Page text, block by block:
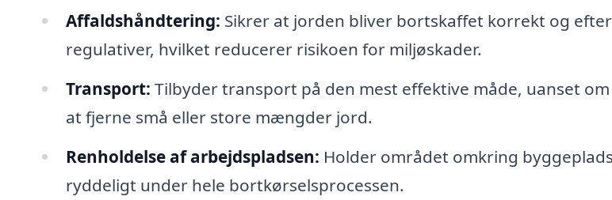
Affaldshåndtering: Sikrer at jorden bliver bortskaffet korrekt og
regulativer, hvilket reducerer risikoen for miljøskader.
Transport: Tilbyder transport på den mest effektive måde, uanset
at fjerne små eller store mængder jord.
Renholdelse af arbejdspladsen: Holder området omkring
ryddeligt under hele bortkørselsprocessen.